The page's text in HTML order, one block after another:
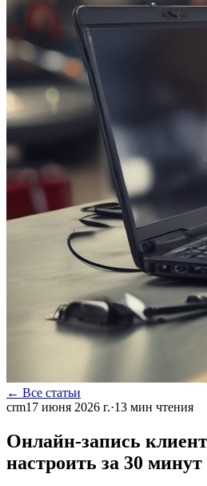
← Все статьи
crm17 июня 2026 г.·13 мин чтения
Онлайн-запись
настроить за 30 минут